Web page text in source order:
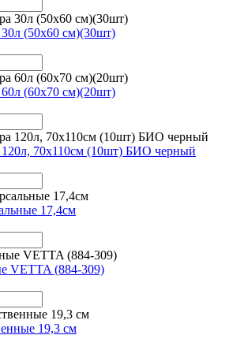
(50х60 см)(30шт)
(60х70 см)(20шт)
70х110см (10шт) БИО черный
17,4см
VETTA (884-309)
19,3 см